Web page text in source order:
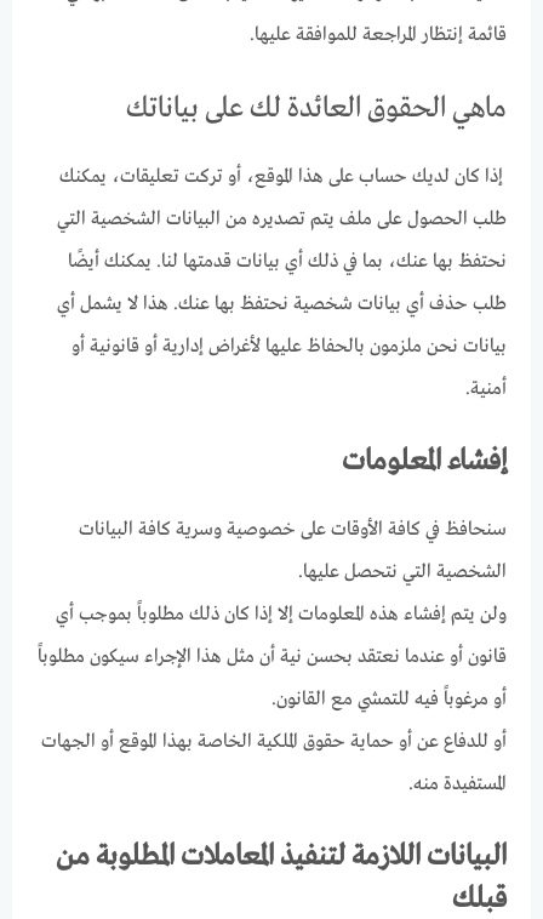
قائمة إنتظار المراجعة للموافقة عليها.
ماهي الحقوق العائدة لك على بياناتك
إذا كان لديك حساب على هذا الموقع، أو تركت تعليقات، يمكنك
طلب الحصول على ملف يتم تصديره من البيانات الشخصية التي
نحتفظ بها عنك، بما في ذلك أي بيانات قدمتها لنا. يمكنك أيضًا
طلب حذف أي بيانات شخصية نحتفظ بها عنك. هذا لا يشمل أي
بيانات نحن ملزمون بالحفاظ عليها لأغراض إدارية أو قانونية أو
أمنية.
إفشاء المعلومات
سنحافظ في كافة الأوقات على خصوصية وسرية كافة البيانات
الشخصية التي نتحصل عليها.
ولن يتم إفشاء هذه المعلومات إلا إذا كان ذلك مطلوباً بموجب أي
قانون أو عندما نعتقد بحسن نية أن مثل هذا الإجراء سيكون مطلوباً
أو مرغوباً فيه للتمشي مع القانون.
أو للدفاع عن أو حماية حقوق الملكية الخاصة بهذا الموقع أو الجهات
المستفيدة منه.
البيانات اللازمة لتنفيذ المعاملات المطلوبة من
قبلك